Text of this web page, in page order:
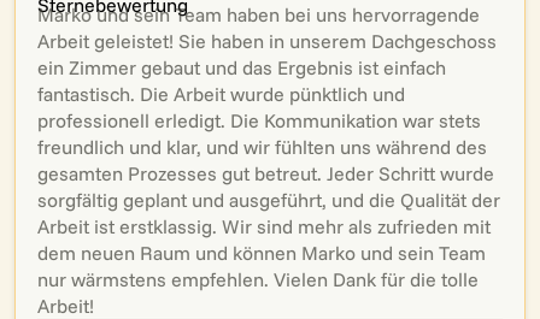
Marko und sein Team haben bei uns hervorragende
Arbeit geleistet! Sie haben in unserem Dachgeschoss
ein Zimmer gebaut und das Ergebnis ist einfach
fantastisch. Die Arbeit wurde pünktlich und
professionell erledigt. Die Kommunikation war stets
freundlich und klar, und wir fühlten uns während des
gesamten Prozesses gut betreut. Jeder Schritt wurde
sorgfältig geplant und ausgeführt, und die Qualität der
Arbeit ist erstklassig. Wir sind mehr als zufrieden mit
dem neuen Raum und können Marko und sein Team
nur wärmstens empfehlen. Vielen Dank für die tolle
Arbeit!